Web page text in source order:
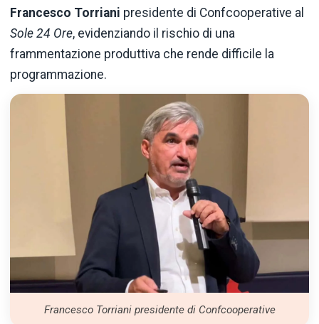
Francesco Torriani presidente di Confcooperative al
Sole 24 Ore, evidenziando il rischio di una
frammentazione produttiva che rende difficile la
programmazione.
Francesco Torriani presidente di Confcooperative